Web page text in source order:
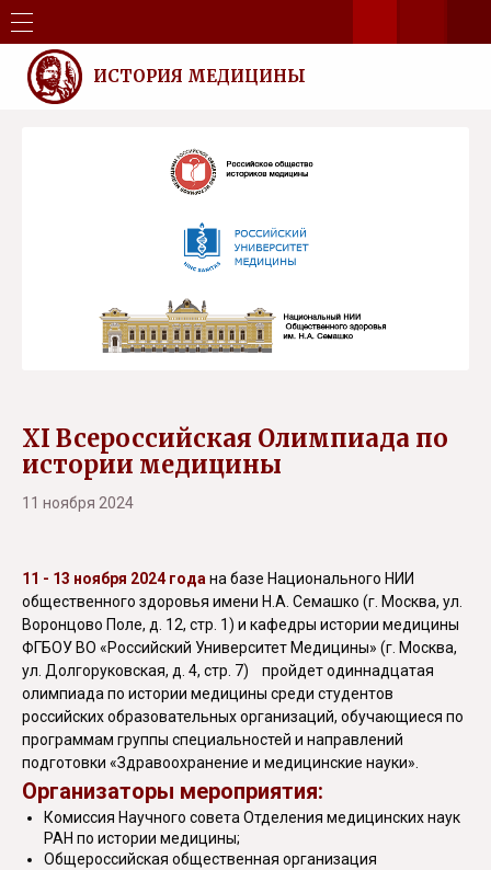
ИСТОРИЯ МЕДИЦИНЫ
ХI Всероссийская Олимпиада по
истории медицины
11 ноября 2024
11 - 13 ноября 2024 года на базе Национального НИИ
общественного здоровья имени Н.А. Семашко (г. Москва, ул.
Воронцово Поле, д. 12, стр. 1) и кафедры истории медицины
ФГБОУ ВО «Российский Университет Медицины» (г. Москва,
ул. Долгоруковская, д. 4, стр. 7) пройдет одиннадцатая
олимпиада по истории медицины среди студентов
российских образовательных организаций, обучающиеся по
программам группы специальностей и направлений
подготовки «Здравоохранение и медицинские науки».
Организаторы мероприятия:
Комиссия Научного совета Отделения медицинских наук
РАН по истории медицины;
Общероссийская общественная организация